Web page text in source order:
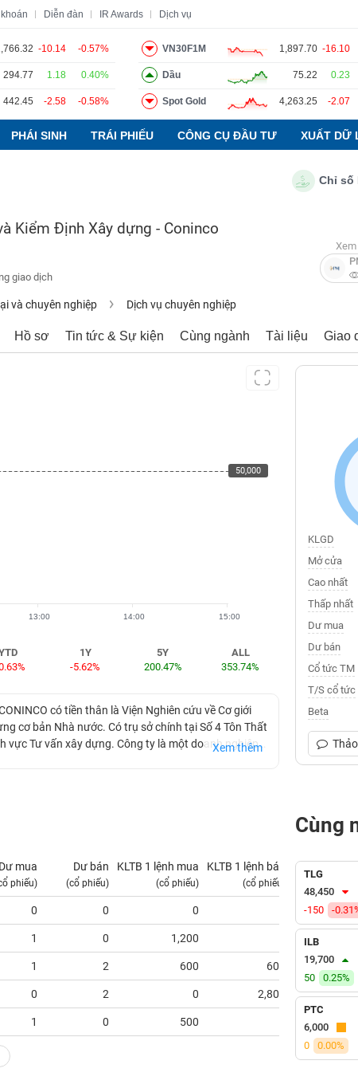
Diễn đàn IR Awards Dịch vụ
-10.14 -0.57%
294.77 1.18 0.40%
442.45 -2.58 -0.58%
VN30F1M 1,897.70 -16.10
Dầu 75.22 0.23
Spot Gold 4,263.25 -2.07
PHÁI SINH TRÁI PHIẾU CÔNG CỤ ĐẦU TƯ XUẤT DỮ
Chỉ số PMI
Kiểm Định Xây dựng - Coninco
giao dịch
và chuyên nghiệp Dịch vụ chuyên nghiệp
Hồ sơ Tin tức & Sự kiện Cùng ngành Tài liệu Giao
50,000
13:00 14:00 15:00
50,000
1Y
-5.62%
5Y
200.47%
ALL
353.74%
có tiền thân là Viện Nghiên cứu về Cơ giới
cơ bản Nhà nước. Có trụ sở chính tại Số 4 Tôn Thất
vực Tư vấn xây dựng. Công ty là một doanh nghiệp
Xem thêm
KLGD
Mở cửa
Cao nhất
Thấp nhất
Dư mua
Dư bán
Cổ tức TM
T/S cổ tức
Beta
Dư mua
phiếu)
Dư bán
(cổ phiếu)
KLTB 1 lệnh mua
(cổ phiếu)
KLTB 1 lệnh bán
(cổ phiếu)
0 0 0 0.00
1 0 1,200
1 2 600 600 0.00
0 2 0 2,800 0.00
1 0 500 0.00
Cùng
TLG
48,450
-150
-
ILB
19,700
50
0.25%
PTC
6,000
0
0.00%
Báo cáo phân tích Thuật ngữ